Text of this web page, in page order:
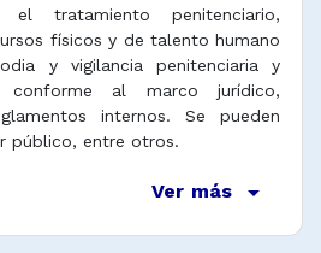
tratamiento penitenciario,
físicos y de talento humano
y vigilancia penitenciaria y
conforme al marco jurídico,
internos. Se pueden
público, entre otros.
Ver más arrow_drop_down